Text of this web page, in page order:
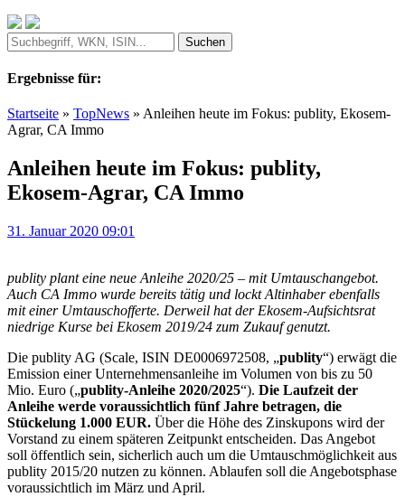
Ergebnisse für:
Startseite » TopNews » Anleihen heute im Fokus: publity, Ekosem-
Agrar, CA Immo
Anleihen heute im Fokus: publity,
Ekosem-Agrar, CA Immo
31. Januar 2020 09:01
publity plant eine neue Anleihe 2020/25 – mit Umtauschangebot.
Auch CA Immo wurde bereits tätig und lockt Altinhaber ebenfalls
mit einer Umtauschofferte. Derweil hat der Ekosem-Aufsichtsrat
niedrige Kurse bei Ekosem 2019/24 zum Zukauf genutzt.
Die publity AG (Scale, ISIN DE0006972508, „publity“) erwägt die
Emission einer Unternehmensanleihe im Volumen von bis zu 50
Mio. Euro („publity-Anleihe 2020/2025“). Die Laufzeit der
Anleihe werde voraussichtlich fünf Jahre betragen, die
Stückelung 1.000 EUR. Über die Höhe des Zinskupons wird der
Vorstand zu einem späteren Zeitpunkt entscheiden. Das Angebot
soll öffentlich sein, sicherlich auch um die Umtauschmöglichkeit aus
publity 2015/20 nutzen zu können. Ablaufen soll die Angebotsphase
voraussichtlich im März und April.